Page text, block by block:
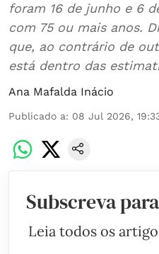
foram 16 de junho e 6
com 75 ou mais anos.
que, ao contrário de
está dentro das
Ana Mafalda Inácio
Publicado a: 08 Jul 2026,
Subscreva
Leia todos os